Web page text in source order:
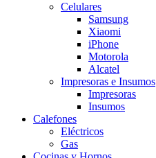
Celulares
Samsung
Xiaomi
iPhone
Motorola
Alcatel
Impresoras e Insumos
Impresoras
Insumos
Calefones
Eléctricos
Gas